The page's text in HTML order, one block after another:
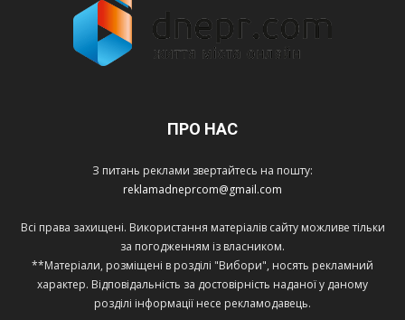
ПРО НАС
З питань реклами звертайтесь на пошту:
reklamadneprcom@gmail.com
Всі права захищені. Використання матеріалів сайту можливе тільки
за погодженням із власником.
**Матеріали, розміщені в розділі "Вибори", носять рекламний
характер. Відповідальність за достовірність наданої у даному
розділі інформації несе рекламодавець.